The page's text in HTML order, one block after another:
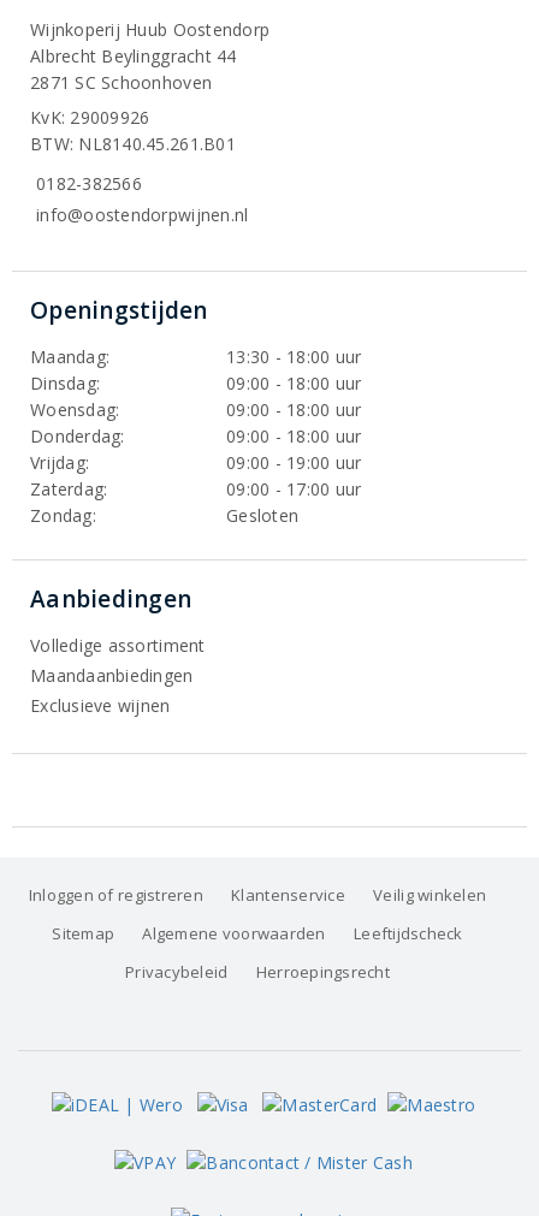
Wijnkoperij Huub Oostendorp
Albrecht Beylinggracht 44
2871 SC Schoonhoven
KvK: 29009926
BTW: NL8140.45.261.B01
0182-382566
info@oostendorpwijnen.nl
Openingstijden
Maandag:
13:30 - 18:00 uur
Dinsdag:
09:00 - 18:00 uur
Woensdag:
09:00 - 18:00 uur
Donderdag:
09:00 - 18:00 uur
Vrijdag:
09:00 - 19:00 uur
Zaterdag:
09:00 - 17:00 uur
Zondag:
Gesloten
Aanbiedingen
Volledige assortiment
Maandaanbiedingen
Exclusieve wijnen
Inloggen of registreren Klantenservice
Veilig winkelen
Sitemap
Algemene voorwaarden
Leeftijdscheck
Privacybeleid
Herroepingsrecht